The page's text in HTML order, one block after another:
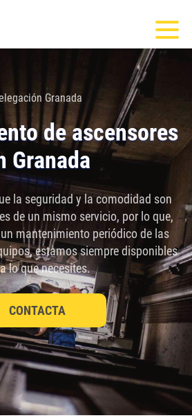
Granada
de ascensores
Granada
la seguridad y la comodidad son
de un mismo servicio, por lo que,
mantenimiento periódico de las
estamos siempre disponibles
lo que necesites.
CONTACTA